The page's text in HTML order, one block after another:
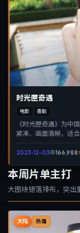
时光匣奇遇
电影 喜剧
《时光匣奇遇》为中
紧凑、画面清晰，适
2023-12-03 166,988
本周片单主打
大图块错落排布，突出
大陆 热播